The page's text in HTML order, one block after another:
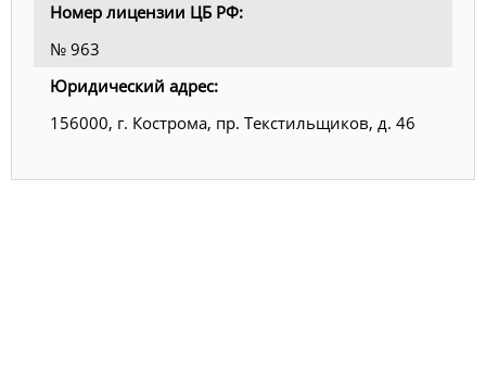
Номер лицензии ЦБ РФ:
№ 963
Юридический адрес:
156000, г. Кострома, пр. Текстильщиков, д. 46